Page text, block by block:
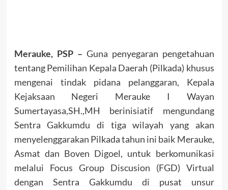
Merauke, PSP – Guna penyegaran pengetahuan
tentang Pemilihan Kepala Daerah (Pilkada) khusus
mengenai tindak pidana pelanggaran, Kepala
Kejaksaan Negeri Merauke I Wayan
Sumertayasa,SH.,MH berinisiatif mengundang
Sentra Gakkumdu di tiga wilayah yang akan
menyelenggarakan Pilkada tahun ini baik Merauke,
Asmat dan Boven Digoel, untuk berkomunikasi
melalui Focus Group Discusion (FGD) Virtual
dengan Sentra Gakkumdu di pusat unsur